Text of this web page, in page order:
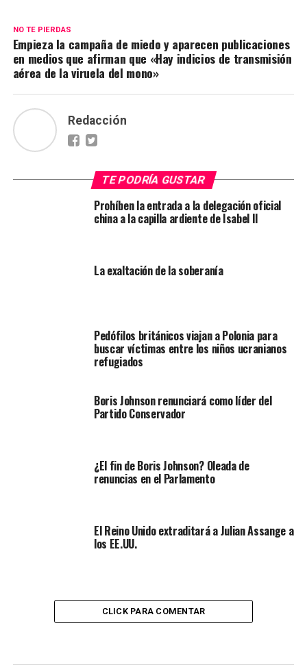
NO TE PIERDAS
Empieza la campaña de miedo y aparecen publicaciones
en medios que afirman que «Hay indicios de transmisión
aérea de la viruela del mono»
Redacción
TE PODRÍA GUSTAR
Prohíben la entrada a la delegación oficial
china a la capilla ardiente de Isabel II
La exaltación de la soberanía
Pedófilos británicos viajan a Polonia para
buscar víctimas entre los niños ucranianos
refugiados
Boris Johnson renunciará como líder del
Partido Conservador
¿El fin de Boris Johnson? Oleada de
renuncias en el Parlamento
El Reino Unido extraditará a Julian Assange a
los EE.UU.
CLICK PARA COMENTAR